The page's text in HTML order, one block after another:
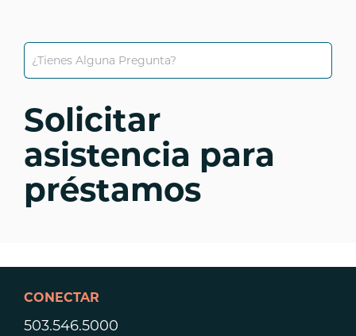
Solicitar
asistencia para
préstamos
CONECTAR
503.546.5000